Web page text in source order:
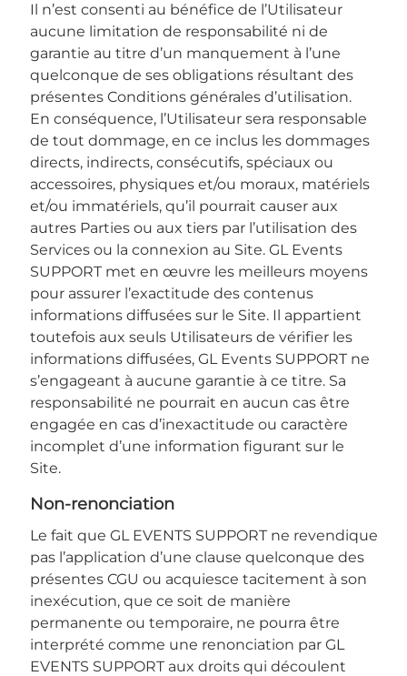
Il n’est consenti au bénéfice de l’Utilisateur
aucune limitation de responsabilité ni de
garantie au titre d’un manquement à l’une
quelconque de ses obligations résultant des
présentes Conditions générales d’utilisation.
En conséquence, l’Utilisateur sera responsable
de tout dommage, en ce inclus les dommages
directs, indirects, consécutifs, spéciaux ou
accessoires, physiques et/ou moraux, matériels
et/ou immatériels, qu’il pourrait causer aux
autres Parties ou aux tiers par l’utilisation des
Services ou la connexion au Site. GL Events
SUPPORT met en œuvre les meilleurs moyens
pour assurer l’exactitude des contenus
informations diffusées sur le Site. Il appartient
toutefois aux seuls Utilisateurs de vérifier les
informations diffusées, GL Events SUPPORT ne
s’engageant à aucune garantie à ce titre. Sa
responsabilité ne pourrait en aucun cas être
engagée en cas d’inexactitude ou caractère
incomplet d’une information figurant sur le
Site.
non-renonciation
Le fait que GL EVENTS SUPPORT ne revendique
pas l’application d’une clause quelconque des
présentes CGU ou acquiesce tacitement à son
inexécution, que ce soit de manière
permanente ou temporaire, ne pourra être
interprété comme une renonciation par GL
EVENTS SUPPORT aux droits qui découlent